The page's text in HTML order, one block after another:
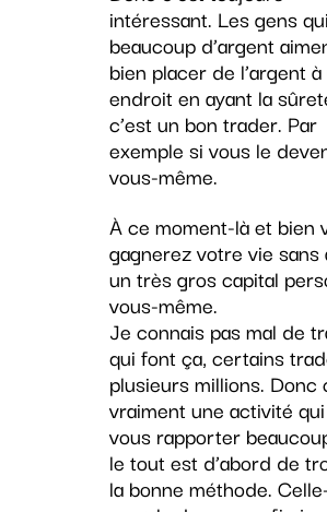
intéressant. Les gens
beaucoup d’argent
bien placer de l’argent
endroit en ayant la
c’est un bon trader. Par
exemple si vous le
vous-même.
À ce moment-là et bien
gagnerez votre vie sans
un très gros capital
vous-même.
Je connais pas mal de
qui font ça, certains
plusieurs millions. Donc
vraiment une activité
vous rapporter
le tout est d’abord de
la bonne méthode.